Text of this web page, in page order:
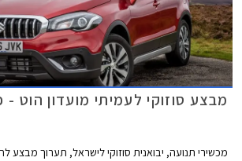
מבצע סוזוקי לעמיתי מועדון הוט -
מכשירי תנועה, יבואנית סוזוקי לישראל, תערוך מבצע